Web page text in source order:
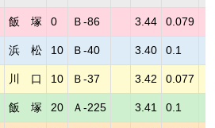
飯 塚 0 Ｂ-86 3.44 0.079
浜 松 10 Ｂ-40 3.40 0.1
川 口 10 Ｂ-37 3.42 0.077
飯 塚 20 Ａ-225 3.41 0.1